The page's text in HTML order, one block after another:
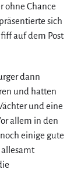
ohne Chance
sich
auf dem Post
dann
und hatten
und eine
allem in den
einige gute
allesamt